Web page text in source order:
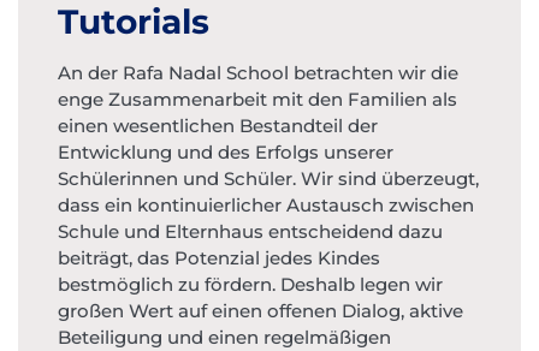
Tutorials
An der Rafa Nadal School betrachten wir die
enge Zusammenarbeit mit den Familien als
einen wesentlichen Bestandteil der
Entwicklung und des Erfolgs unserer
Schülerinnen und Schüler. Wir sind überzeugt,
dass ein kontinuierlicher Austausch zwischen
Schule und Elternhaus entscheidend dazu
beiträgt, das Potenzial jedes Kindes
bestmöglich zu fördern. Deshalb legen wir
großen Wert auf einen offenen Dialog, aktive
Beteiligung und einen regelmäßigen